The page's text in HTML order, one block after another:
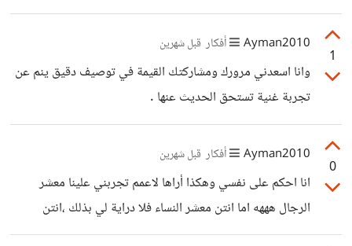
او ما يقول في سلب الناس أموالهم او على أقل تقدير مضيعة
لاوقاتهم سدا" في عبثية لا تغني او تسمن من جوع في استغلال
الشباب الطامحة للربح السريع .
1
Ayman2010 أفكار قبل شهرين
وانا اسعدني مرورك ومشاركتك القيمة في توصيف دقيق ينم عن
تجربة غنية تستحق الحديث عنها .
0
Ayman2010 أفكار قبل شهرين
انا احكم على نفسي وهكذا أراها لاعمم تجربني علينا معشر
الرجال هههه اما انتن معشر النساء فلا دراية لي بذلك ،انتن
تتكلمن في ما تشعرن ،وصفا" متقن .